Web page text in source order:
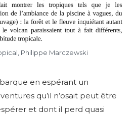
Philippe Marczewski
en espérant un
qu’il n’osait peut être
et dont il perd quasi